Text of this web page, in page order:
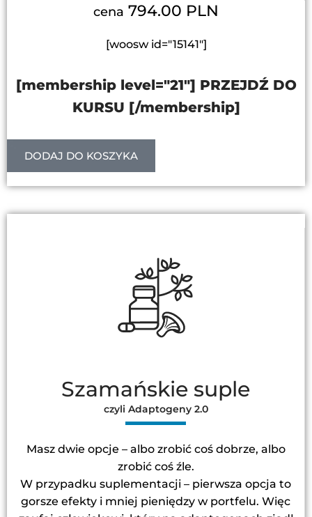
cena 794.00 PLN
[woosw id="15141"]
[membership level="21"] PRZEJDŹ DO
KURSU [/membership]
DODAJ DO KOSZYKA
Szamańskie suple
czyli Adaptogeny 2.0
Masz dwie opcje – albo zrobić coś dobrze, albo
zrobić coś źle.
W przypadku suplementacji – pierwsza opcja to
gorsze efekty i mniej pieniędzy w portfelu. Więc